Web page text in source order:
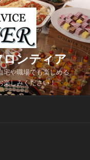
ロンティア
宅や職場でも楽しめる
楽しみください！